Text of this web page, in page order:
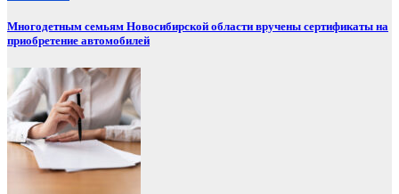
Многодетным семьям Новосибирской области вручены сертификаты на
приобретение автомобилей